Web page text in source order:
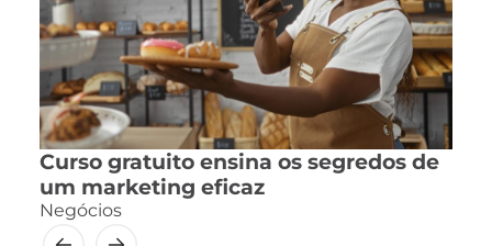
Curso gratuito ensina os segredos de
um marketing eficaz
Negócios